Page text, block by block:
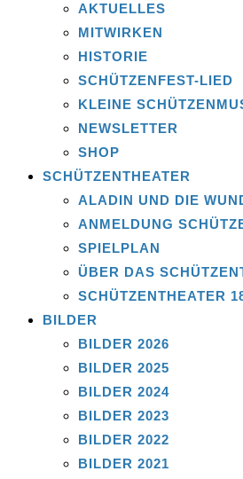
AKTUELLES
MITWIRKEN
HISTORIE
SCHÜTZENFEST-LIED
KLEINE
NEWSLETTER
SHOP
SCHÜTZENTHEATER
ALADIN UND DIE
ANMELDUNG
SPIELPLAN
ÜBER DAS
SCHÜTZENTHEATER
BILDER
BILDER 2026
BILDER 2025
BILDER 2024
BILDER 2023
BILDER 2022
BILDER 2021